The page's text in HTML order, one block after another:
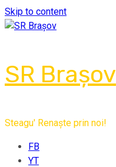
Skip to content
SR Brașov
Steagu' Renaște prin noi!
FB
YT